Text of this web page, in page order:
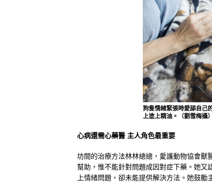
狗隻情緒緊張時愛舔自己
上塗上精油。（劉雪梅攝）
心病還需心藥醫 主人角色最重要
坊間的治療方法林林總總，愛護動物協會
幫助，惟不能針對問題成因對症下藥。她
上情緒問題，卻未能提供解決方法。她鼓